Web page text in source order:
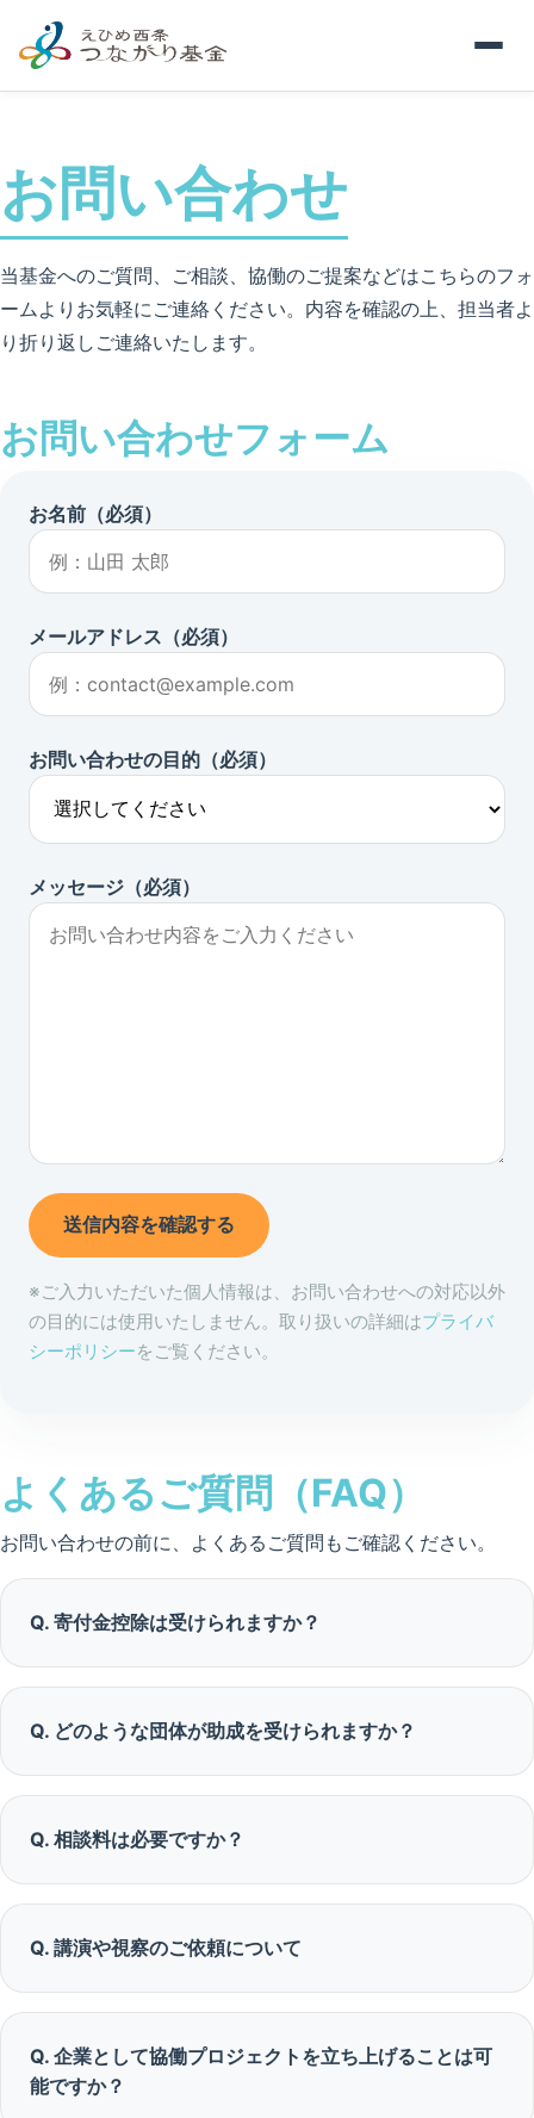
お問い合わせ
当基金へのご質問、ご相談、協働のご提案などはこちらのフォ
ームよりお気軽にご連絡ください。内容を確認の上、担当者よ
り折り返しご連絡いたします。
お問い合わせフォーム
お名前（必須）
メールアドレス（必須）
お問い合わせの目的（必須）
メッセージ（必須）
送信内容を確認する
※ご入力いただいた個人情報は、お問い合わせへの対応以外
の目的には使用いたしません。取り扱いの詳細はプライバ
シーポリシーをご覧ください。
よくあるご質問（FAQ）
お問い合わせの前に、よくあるご質問もご確認ください。
Q. 寄付金控除は受けられますか？
Q. どのような団体が助成を受けられますか？
Q. 相談料は必要ですか？
Q. 講演や視察のご依頼について
Q. 企業として協働プロジェクトを立ち上げることは可
能ですか？